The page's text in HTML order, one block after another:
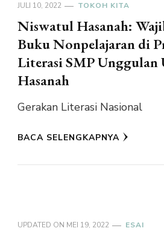
JULI 10, 2022 TOKOH KITA
Niswatul Hasanah:
Buku Nonpelajaran di
Literasi SMP Unggulan
Hasanah
Gerakan Literasi Nasional
BACA SELENGKAPNYA
UPDATED ON MEI 19, 2022 ESAI